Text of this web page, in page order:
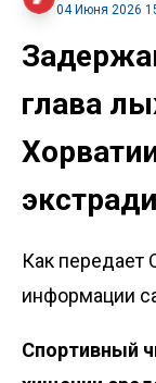
04 Июня 2026
глава
Как передает
информации
Спортивный